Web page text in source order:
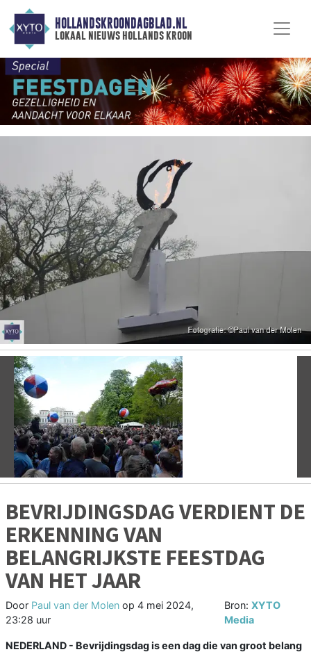
HOLLANDSKROONDAGBLAD.NL
lokaal nieuws hollands kroon
Vorige
BEVRIJDINGSDAG VERDIENT DE
ERKENNING VAN
BELANGRIJKSTE FEESTDAG
VAN HET JAAR
Door Paul van der Molen op 4 mei 2024,
23:28 uur
Bron: XYTO
Media
NEDERLAND - Bevrijdingsdag is een dag die van groot belang